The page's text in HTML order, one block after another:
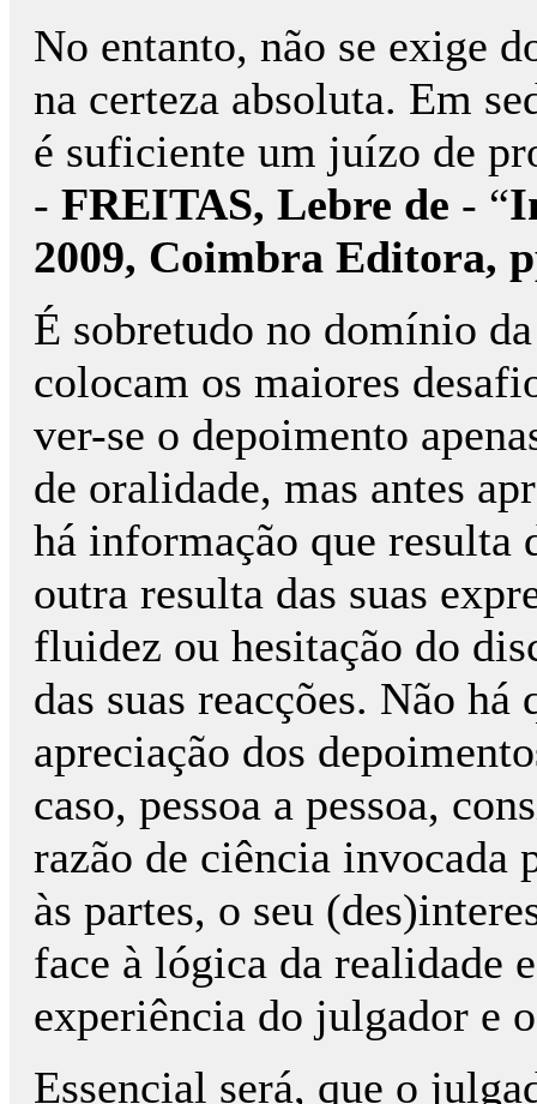
No entanto, não se exige
na certeza absoluta. Em
é suficiente um juízo de
- FREITAS, Lebre de - “
2009, Coimbra Editora,
É sobretudo no domínio
colocam os maiores
ver-se o depoimento
de oralidade, mas antes
há informação que resulta
outra resulta das suas
fluidez ou hesitação do
das suas reacções. Não
apreciação dos
caso, pessoa a pessoa,
razão de ciência invocada
às partes, o seu
face à lógica da realidade
experiência do julgador e
Essencial será, que o